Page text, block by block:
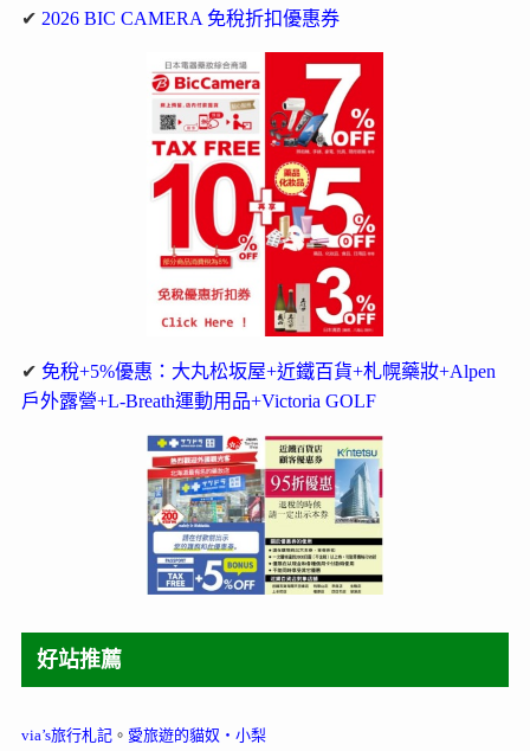
✔ 2026 BIC CAMERA 免稅折扣優惠券
✔ 免稅+5%優惠：大丸松坂屋+近鐵百貨+札幌藥妝+Alpen
戶外露營+L-Breath運動用品+Victoria GOLF
好站推薦
via’s旅行札記。 愛旅遊的貓奴‧小梨